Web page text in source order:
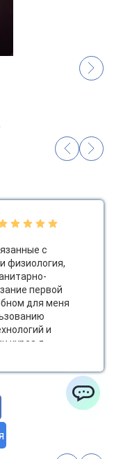
с
физиология,
первой
для меня
и
курса я
который
эстетистом.
карьерного